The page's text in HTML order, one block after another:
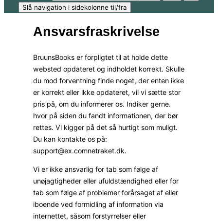
Slå navigation i sidekolonne til/fra
Ansvarsfraskrivelse
BruunsBooks er forpligtet til at holde dette
websted opdateret og indholdet korrekt. Skulle
du mod forventning finde noget, der enten ikke
er korrekt eller ikke opdateret, vil vi sætte stor
pris på, om du informerer os. Indiker gerne.
hvor på siden du fandt informationen, der bør
rettes. Vi kigger på det så hurtigt som muligt.
Du kan kontakte os på:
support@ex.comnetraket.dk.
Vi er ikke ansvarlig for tab som følge af
unøjagtigheder eller ufuldstændighed eller for
tab som følge af problemer forårsaget af eller
iboende ved formidling af information via
internettet, såsom forstyrrelser eller